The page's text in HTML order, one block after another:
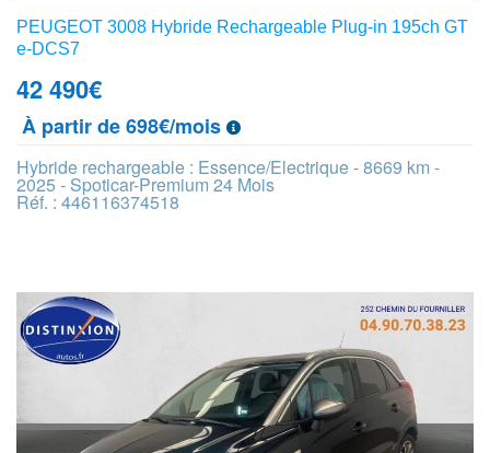
PEUGEOT 3008 Hybride Rechargeable Plug-in 195ch GT
e-DCS7
42 490€
À partir de 698€/mois
Hybride rechargeable : Essence/Electrique - 8669 km -
2025 - Spoticar-Premium 24 Mois
Réf. : 446116374518